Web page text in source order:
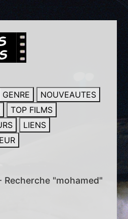
GENRE
NOUVEAUTES
TOP FILMS
LIENS
Recherche "mohamed"